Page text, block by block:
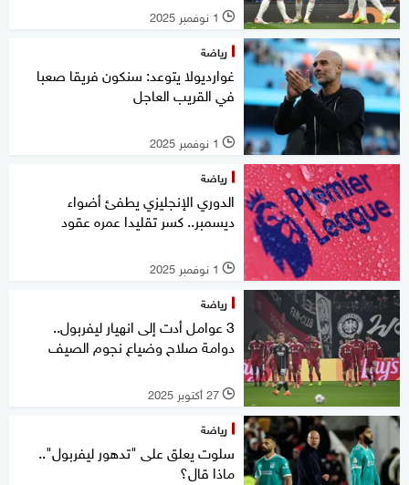
l 1 نوفمبر 2025
رياضة
غوارديولا يتوعد: سنكون فريقا صعبا
في القريب العاجل
l 1 نوفمبر 2025
رياضة
الدوري الإنجليزي يطفئ أضواء
ديسمبر.. كسر تقليدا عمره عقود
l 1 نوفمبر 2025
رياضة
3 عوامل أدت إلى انهيار ليفربول..
دوامة صلاح وضياع نجوم الصيف
l 27 أكتوبر 2025
رياضة
سلوت يعلق على "تدهور ليفربول"..
ماذا قال؟